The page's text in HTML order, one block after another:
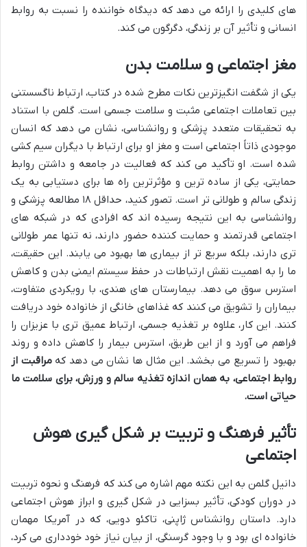
های کلیدی را ارائه می دهد که دیدگاه خواننده را نسبت به روابط
انسانی و تأثیر آن بر زندگی، دگرگون می کند.
مغز اجتماعی و سلامت بدن
یکی از شگفت انگیزترین نکات مطرح شده در کتاب، ارتباط ناگسستنی
بین تعاملات اجتماعی مثبت و سلامت جسمی است. گلمن با استناد
به تحقیقات متعدد پزشکی و روانشناسی، نشان می دهد که انسان
موجودی ذاتاً اجتماعی است و مغز او برای ارتباط با دیگران سیم کشی
شده است. او تأکید می کند که فعالیت در جامعه و داشتن روابط
حمایتی، یکی از ساده ترین و مؤثرترین راه ها برای دستیابی به یک
زندگی سالم و طولانی تر است. تصور کنید، حداقل ۱۸ مطالعه پزشکی و
روانشناسی به این نتیجه رسیده اند که افرادی که در شبکه های
اجتماعی قدرتمند و حمایت کننده حضور دارند، نه تنها عمر طولانی
تری دارند، بلکه سریع تر از بیماری ها بهبود می یابند. این حقیقت،
ما را به اهمیت نقش ارتباطات در حفظ سیستم ایمنی بدن و کاهش
استرس سوق می دهد. بیمارستان های هندی، با رویکردی متفاوت،
بیماران را تشویق می کنند که غذاهای خانگی از خانواده خود دریافت
کنند. این کار، علاوه بر تغذیه جسمی، ارتباط عمیق تری با عزیزان را
فراهم می آورد و از این طریق، استرس بیمار را کاهش داده و روند
بهبود را تسریع می بخشد. این مثال ها نشان می دهد کهمراقبت از
روابط اجتماعی، به همان اندازه تغذیه سالم و ورزش، برای سلامت ما
حیاتی است.
تأثیر فرهنگ و تربیت بر شکل گیری هوش
اجتماعی
دانیل گلمن به این نکته مهم اشاره می کند که فرهنگ و نحوه تربیت
در دوران کودکی، تأثیر بسزایی در شکل گیری و ابراز هوش اجتماعی
دارد. داستان روانشناس ژاپنی، تاکئو دویی، که در آمریکا مهمان
خانواده ای بود و با وجود گرسنگی، از بیان نیاز خود خودداری می کرد،